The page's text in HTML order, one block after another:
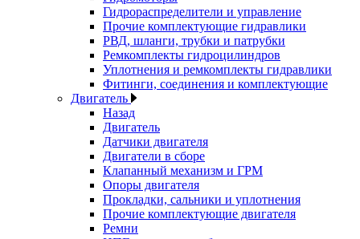
Гидрораспределители и управление
Прочие комплектующие гидравлики
РВД, шланги, трубки и патрубки
Ремкомплекты гидроцилиндров
Уплотнения и ремкомплекты гидравлики
Фитинги, соединения и комплектующие
Двигатель
Назад
Двигатель
Датчики двигателя
Двигатели в сборе
Клапанный механизм и ГРМ
Опоры двигателя
Прокладки, сальники и уплотнения
Прочие комплектующие двигателя
Ремни